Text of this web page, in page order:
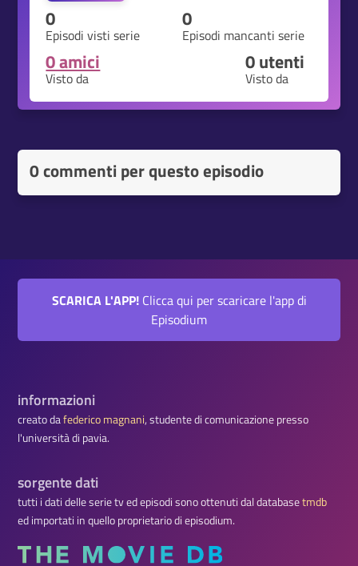
0
Episodi visti serie
0
Episodi mancanti serie
0 amici
Visto da
0utenti
Visto da
0 commenti per questo episodio
SCARICA L'APP!Clicca qui per scaricare l'app di
Episodium
informazioni
creato dafederico magnani, studente di comunicazione presso
l'università di pavia.
sorgente dati
tutti i dati delle serie tv ed episodi sono ottenuti dal databasetmdb
ed importati in quello proprietario di episodium.